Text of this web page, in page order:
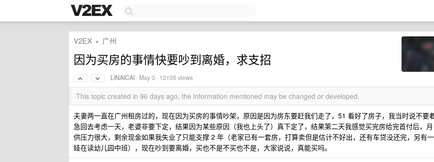
V2EX › 广州
因为买房的事情快要吵到离婚，求支招
LINAICAI · May 3 · 12105 views
This topic created in 96 days ago, the information mentioned may be changed or developed.
夫妻两一直在广州租房过的，现在因为买房的事情吵架，原因是因为房东要赶我们走了，51 看好了房子，我当时说不要
急回去考虑一天，老婆非要下定，结果因为某些原因（我也上头了）真下定了，结果第二天我感觉买完房给完首付后，月
供压力很大，剩余现金如果我失业了只能支撑 2 年（老家已有一套房，打算卖但是估计不好出，还有车贷没还完，另有一
娃在读幼儿园中班），现在吵到要离婚，买也不是不买也不是，大家说说，真能买吗。